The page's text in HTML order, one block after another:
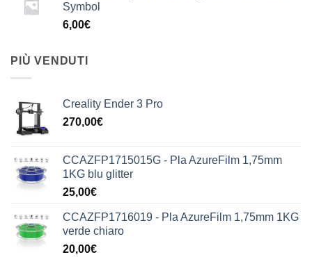
Symbol
6,00€
PIÙ VENDUTI
Creality Ender 3 Pro
270,00€
CCAZFP1715015G - Pla AzureFilm 1,75mm
1KG blu glitter
25,00€
CCAZFP1716019 - Pla AzureFilm 1,75mm 1KG
verde chiaro
20,00€